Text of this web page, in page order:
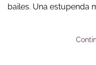
bailes. Una estupenda